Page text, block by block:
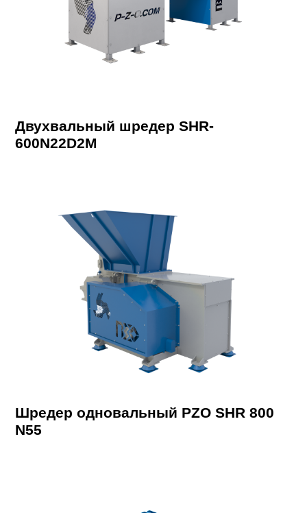
Двухвальный шредер SHR-
600N22D2M
Шредер одновальный PZO SHR 800
N55